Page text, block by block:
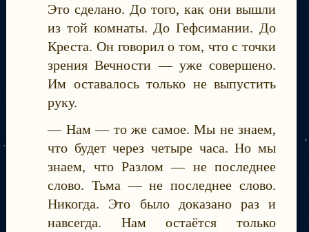
Это сделано. До того, как они вышли
из той комнаты. До Гефсимании. До
Креста. Он говорил о том, что с точки
зрения Вечности — уже совершено.
Им оставалось только не выпустить
руку.
— Нам — то же самое. Мы не знаем,
что будет через четыре часа. Но мы
знаем, что Разлом — не последнее
слово. Тьма — не последнее слово.
Никогда. Это было доказано раз и
навсегда. Нам остаётся только